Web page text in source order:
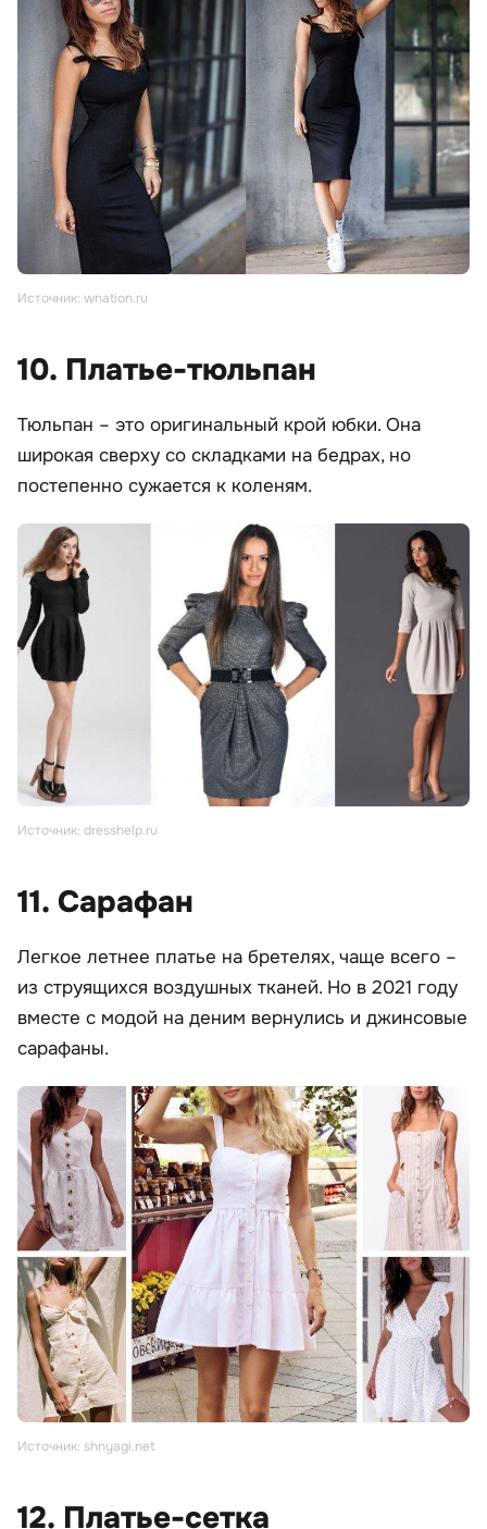
Источник: wnation.ru
10. Платье-тюльпан
Тюльпан – это оригинальный крой юбки. Она
широкая сверху со складками на бедрах, но
постепенно сужается к коленям.
Источник: dresshelp.ru
11. Сарафан
Легкое летнее платье на бретелях, чаще всего –
из струящихся воздушных тканей. Но в 2021 году
вместе с модой на деним вернулись и джинсовые
сарафаны.
Источник: shnyagi.net
12. Платье-сетка